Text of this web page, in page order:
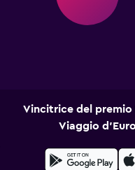
Vincitrice del premio
Viaggio